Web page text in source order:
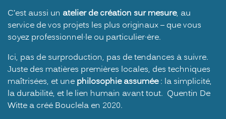
C’est aussi un atelier de création sur mesure, au
service de vos projets les plus originaux – que vous
soyez professionnel·le ou particulier·ère.
Ici, pas de surproduction, pas de tendances à suivre.
Juste des matières premières locales, des techniques
maîtrisées, et une philosophie assumée: la simplicité,
la durabilité, et le lien humain avant tout. Quentin De
Witte a créé Bouclela en 2020.